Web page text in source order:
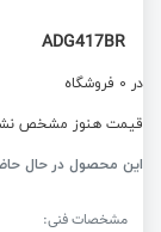
ADG417BR
در 0 فروشگاه
قیمت هنوز مشخص
این محصول در حال
مشخصات فنی: